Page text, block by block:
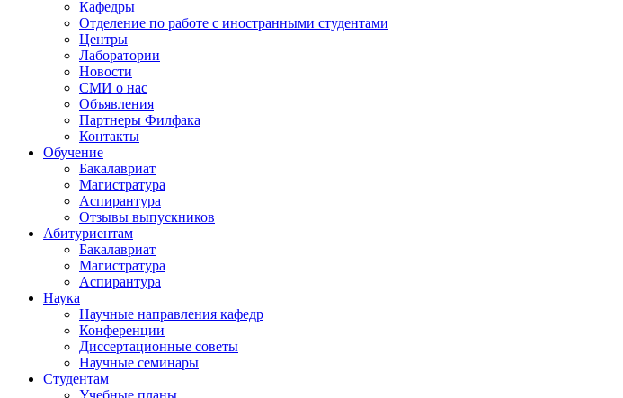
Кафедры
Отделение по работе с иностранными студентами
Центры
Лаборатории
Новости
СМИ о нас
Объявления
Партнеры Филфака
Контакты
Обучение
Бакалавриат
Магистратура
Аспирантура
Отзывы выпускников
Абитуриентам
Бакалавриат
Магистратура
Аспирантура
Наука
Научные направления кафедр
Конференции
Диссертационные советы
Научные семинары
Студентам
Учебные планы